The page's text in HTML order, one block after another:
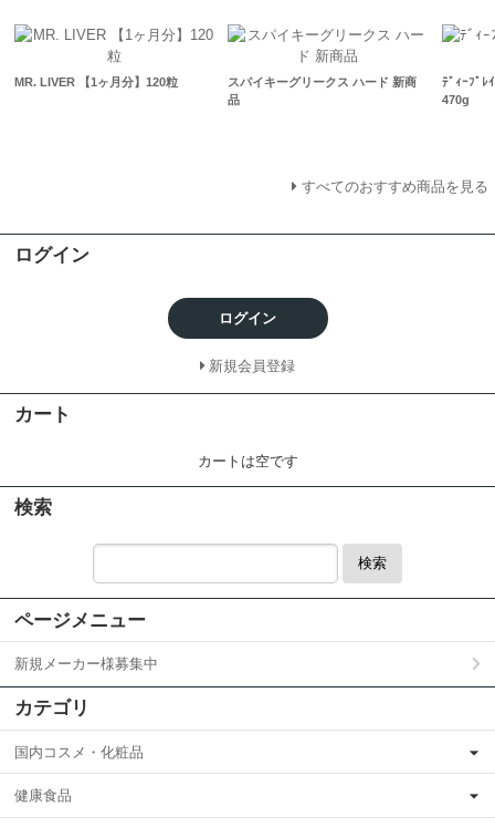
MR. LIVER 【1ヶ月分】120粒
スパイキーグリークス ハード 新商
品
ﾃﾞｨｰﾌﾟﾚ
470g
すべてのおすすめ商品を見る
ログイン
ログイン
新規会員登録
カート
カートは空です
検索
検索
ページメニュー
新規メーカー様募集中
カテゴリ
国内コスメ・化粧品
健康食品